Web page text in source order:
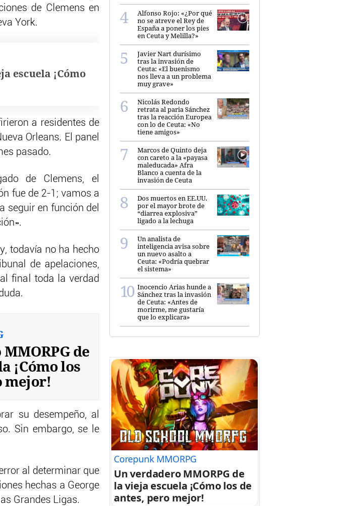
de Clemens en
York.
escuela ¡Cómo
a residentes de
Orleans. El panel
pasado.
de Clemens, el
fue de 2-1; vamos a
seguir en función del
todavía no ha hecho
de apelaciones,
final toda la verdad
de
¡Cómo los
mejor!
su desempeño, al
Sin embargo, se le
al determinar que
hechas a George
Grandes Ligas.
Alfonso Rojo: «¿Por qué
no se atreve el Rey de
España a poner los pies
en Ceuta y Melilla?»
Javier Nart durísimo
tras la invasión de
Ceuta: «El buenismo
nos lleva a un problema
muy grave»
Nicolás Redondo
retrata al paria Sánchez
tras la reacción Europea
con lo de Ceuta: «No
tiene amigos»
Marcos de Quinto deja
con careto a la «payasa
maleducada» Afra
Blanco a cuenta de la
invasión de Ceuta
Dos muertos en EE.UU.
por el mayor brote de
“diarrea explosiva”
ligado a la lechuga
Un analista de
inteligencia avisa sobre
un nuevo asalto a
Ceuta: «Podría quebrar
el sistema»
Inocencio Arias hunde a
Sánchez tras la invasión
de Ceuta: «Antes de
morirme, me gustaría
que lo explicara»
Corepunk MMORPG
Un verdadero MMORPG de
la vieja escuela ¡Cómo los de
antes, pero mejor!